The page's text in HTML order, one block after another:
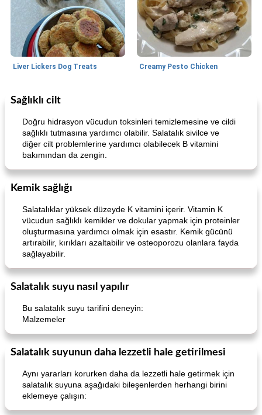
Liver Lickers Dog Treats Creamy Pesto Chicken
Pork
Lime, Chili and Brown Sugar Pork Chops Hazelnut-Crusted Salmon
Sağlıklı cilt
Doğru hidrasyon vücudun toksinleri temizlemesine ve cildi
sağlıklı tutmasına yardımcı olabilir. Salatalık sivilce ve
diğer cilt problemlerine yardımcı olabilecek B vitamini
bakımından da zengin.
Kemik sağlığı
Salatalıklar yüksek düzeyde K vitamini içerir. Vitamin K
vücudun sağlıklı kemikler ve dokular yapmak için proteinler
oluşturmasına yardımcı olmak için esastır. Kemik gücünü
artırabilir, kırıkları azaltabilir ve osteoporozu olanlara fayda
sağlayabilir.
Salatalık suyu nasıl yapılır
Bu salatalık suyu tarifini deneyin:
Malzemeler
Salatalık suyunun daha lezzetli hale getirilmesi
Aynı yararları korurken daha da lezzetli hale getirmek için
salatalık suyuna aşağıdaki bileşenlerden herhangi birini
eklemeye çalışın: